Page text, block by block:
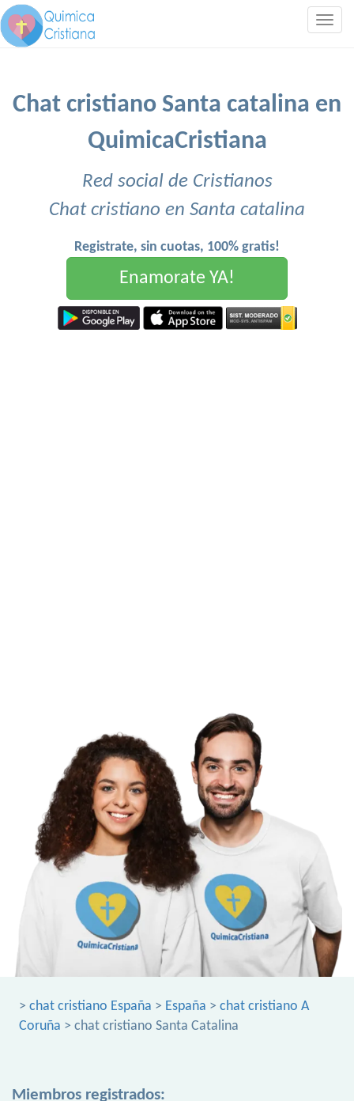
Chat cristiano Santa catalina en
QuimicaCristiana
Red social de Cristianos
Chat cristiano en Santa catalina
Registrate, sin cuotas, 100% gratis!
Enamorate YA!
> chat cristiano España > España > chat cristiano A
Coruña > chat cristiano Santa Catalina
Miembros registrados: